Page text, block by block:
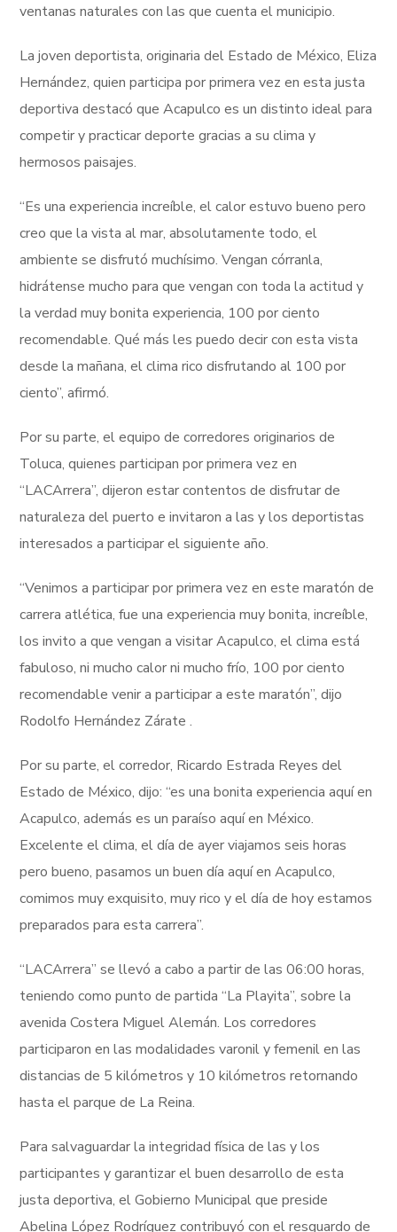
ventanas naturales con las que cuenta el municipio.
La joven deportista, originaria del Estado de México, Eliza
Hernández, quien participa por primera vez en esta justa
deportiva destacó que Acapulco es un distinto ideal para
competir y practicar deporte gracias a su clima y
hermosos paisajes.
“Es una experiencia increíble, el calor estuvo bueno pero
creo que la vista al mar, absolutamente todo, el
ambiente se disfrutó muchísimo. Vengan córranla,
hidrátense mucho para que vengan con toda la actitud y
la verdad muy bonita experiencia, 100 por ciento
recomendable. Qué más les puedo decir con esta vista
desde la mañana, el clima rico disfrutando al 100 por
ciento”, afirmó.
Por su parte, el equipo de corredores originarios de
Toluca, quienes participan por primera vez en
“LACArrera”, dijeron estar contentos de disfrutar de
naturaleza del puerto e invitaron a las y los deportistas
interesados a participar el siguiente año.
“Venimos a participar por primera vez en este maratón de
carrera atlética, fue una experiencia muy bonita, increíble,
los invito a que vengan a visitar Acapulco, el clima está
fabuloso, ni mucho calor ni mucho frío, 100 por ciento
recomendable venir a participar a este maratón”, dijo
Rodolfo Hernández Zárate .
Por su parte, el corredor, Ricardo Estrada Reyes del
Estado de México, dijo: “es una bonita experiencia aquí en
Acapulco, además es un paraíso aquí en México.
Excelente el clima, el día de ayer viajamos seis horas
pero bueno, pasamos un buen día aquí en Acapulco,
comimos muy exquisito, muy rico y el día de hoy estamos
preparados para esta carrera”.
“LACArrera” se llevó a cabo a partir de las 06:00 horas,
teniendo como punto de partida “La Playita”, sobre la
avenida Costera Miguel Alemán. Los corredores
participaron en las modalidades varonil y femenil en las
distancias de 5 kilómetros y 10 kilómetros retornando
hasta el parque de La Reina.
Para salvaguardar la integridad física de las y los
participantes y garantizar el buen desarrollo de esta
justa deportiva, el Gobierno Municipal que preside
Abelina López Rodríguez contribuyó con el resguardo de